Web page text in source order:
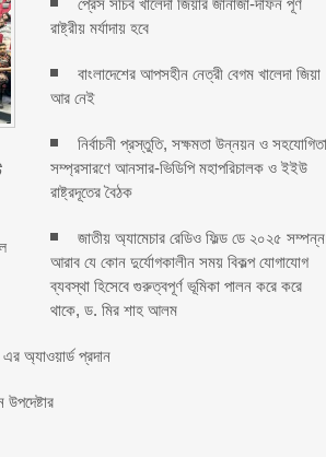
প্রেস সচিব খালেদা জিয়ার জানাজা-দাফন পূর্ণ
রাষ্ট্রীয় মর্যাদায় হবে
বাংলাদেশের আপসহীন নেত্রী বেগম খালেদা জিয়া
আর নেই
নির্বাচনী প্রস্তুতি, সক্ষমতা উন্নয়ন ও
সম্প্রসারণে আনসার-ভিডিপি মহাপরিচালক ও ইইউ
রাষ্ট্রদূতের বৈঠক
জাতীয় অ্যামেচার রেডিও ফিল্ড ডে ২০২৫
আরাব যে কোন দুর্যোগকালীন সময় বিকল্প যোগাযোগ
ব্যবস্থা হিসেবে গুরুত্বপূর্ণ ভূমিকা পালন করে করে
থাকে, ড. মির শাহ আলম
অ্যাওয়ার্ড প্রদান